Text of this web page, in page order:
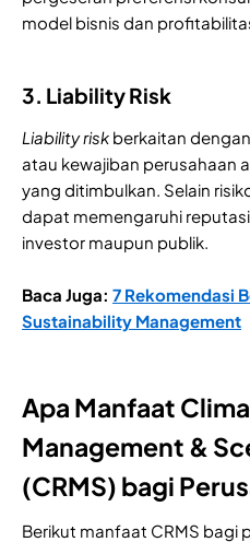
model bisnis dan
3. Liability Risk
Liability risk berkaitan
atau kewajiban perusahaan
yang ditimbulkan. Selain
dapat memengaruhi
investor maupun publik.
Baca Juga: 7 Rekomendasi
Sustainability Management
Apa Manfaat
Management &
(CRMS) bagi
Berikut manfaat CRMS bagi